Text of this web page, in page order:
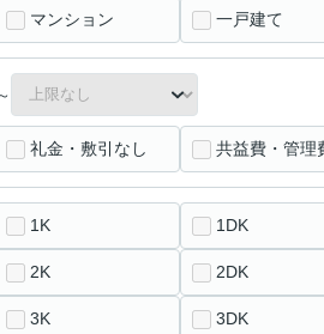
マンション 一戸建て
礼金・敷引なし 共益費・管理
1K 1DK
2K 2DK
3K 3DK